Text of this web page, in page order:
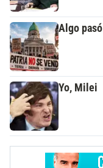
Algo pasó
Yo, Milei